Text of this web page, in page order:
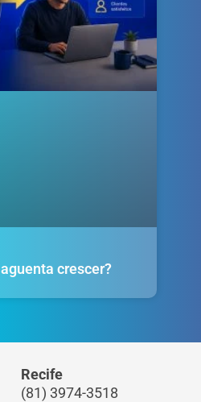
crescer?
Recife
(81) 3974-3518